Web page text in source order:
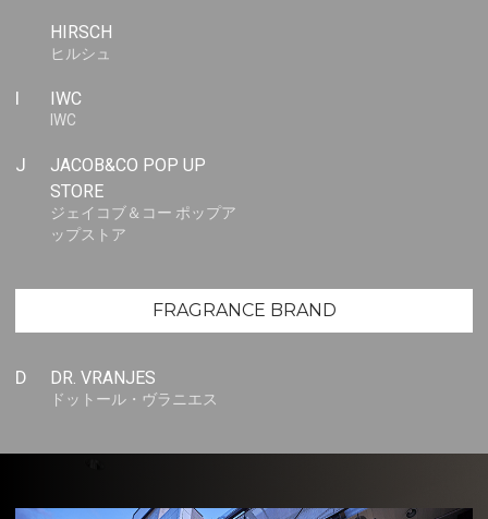
HIRSCH
ヒルシュ
I IWC
IWC
J
JACOB&CO POP UP
STORE
ジェイコブ＆コー ポップア
ップストア
FRAGRANCE BRAND
D DR. VRANJES
ドットール・ヴラニエス